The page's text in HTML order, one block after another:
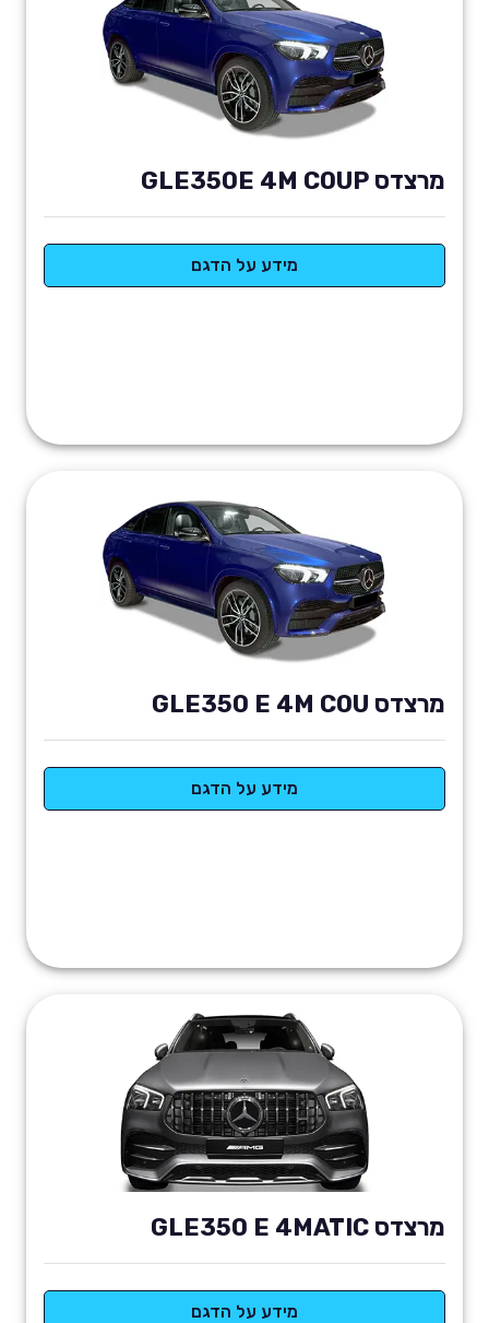
מרצדס GLE350E 4M COUP
מידע על הדגם
מרצדס GLE350 E 4M COU
מידע על הדגם
מרצדס GLE350 E 4MATIC
מידע על הדגם